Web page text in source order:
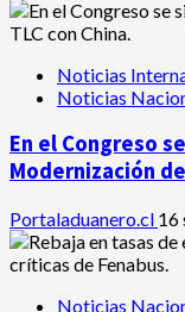
Noticias
Noticias
En el Congreso
Modernización
Portaladuanero.cl 16
Noticias